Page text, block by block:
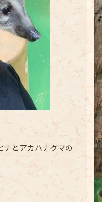
ナとアカハナグマの